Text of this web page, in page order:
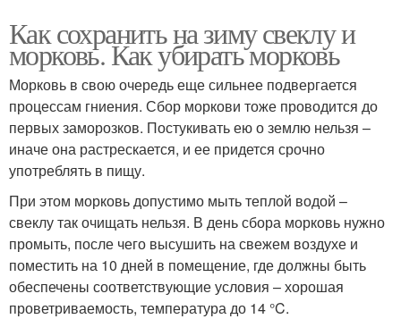
Как сохранить на зиму свеклу и
морковь. Как убирать морковь
Морковь в свою очередь еще сильнее подвергается
процессам гниения. Сбор моркови тоже проводится до
первых заморозков. Постукивать ею о землю нельзя –
иначе она растрескается, и ее придется срочно
употреблять в пищу.
При этом морковь допустимо мыть теплой водой –
свеклу так очищать нельзя. В день сбора морковь нужно
промыть, после чего высушить на свежем воздухе и
поместить на 10 дней в помещение, где должны быть
обеспечены соответствующие условия – хорошая
проветриваемость, температура до 14 °C.